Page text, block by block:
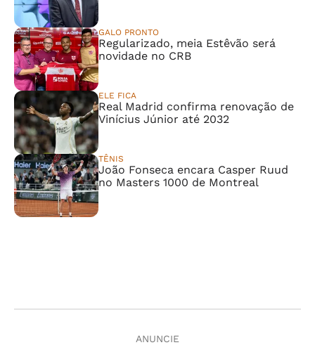
GALO PRONTO
Regularizado, meia Estêvão será
novidade no CRB
ELE FICA
Real Madrid confirma renovação de
Vinícius Júnior até 2032
TÊNIS
João Fonseca encara Casper Ruud
no Masters 1000 de Montreal
ANUNCIE